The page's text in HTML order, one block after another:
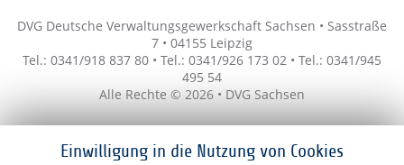
Einwilligung in die Nutzung von Cookies
DVG Deutsche Verwaltungsgewerkschaft Sachsen • Sasstraße
7 • 04155 Leipzig
Tel.: 0341/918 837 80 • Tel.: 0341/926 173 02 • Tel.: 0341/945
495 54
Alle Rechte © 2026 • DVG Sachsen